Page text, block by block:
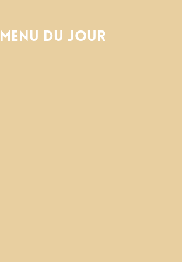
Menu du jour